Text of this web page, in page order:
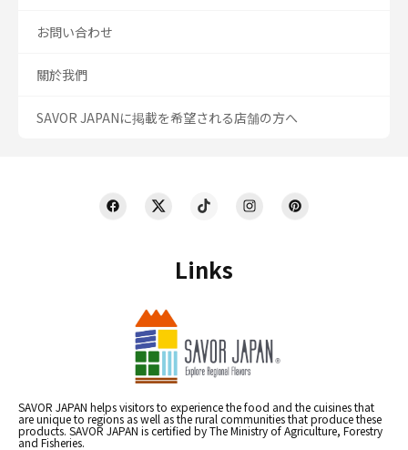
Links
SAVOR JAPAN helps visitors to experience the food and the cuisines that
are unique to regions as well as the rural communities that produce these
products. SAVOR JAPAN is certified by The Ministry of Agriculture, Forestry
and Fisheries.
お問い合わせ
關於我們
SAVOR JAPANに掲載を希望される店舗の方へ